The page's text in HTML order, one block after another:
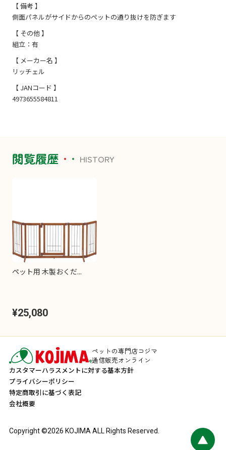
【 備考 】
側面パネルがサイドからのペットの通り抜けを防ぎます
【 その他 】
組立：有
【 メーカー名 】
リッチェル
【 JANコード 】
4973655584811
閲覧履歴 HISTORY
ペット用 木製おくだ...
¥25,080
ペットの専門店コジマ
通信販売オンライン
カスタマーハラスメントに対する基本方針
プライバシーポリシー
特定商取引に基づく表記
会社概要
Copyright ©2026 KOJIMA ALL Rights Reserved.